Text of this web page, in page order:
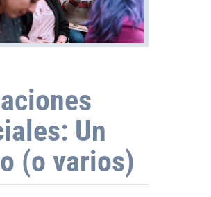
Un
(o varios)